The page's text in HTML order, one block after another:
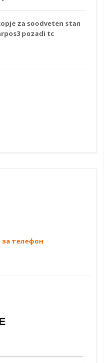
za soodveten stan
pozadi tc
за телефон